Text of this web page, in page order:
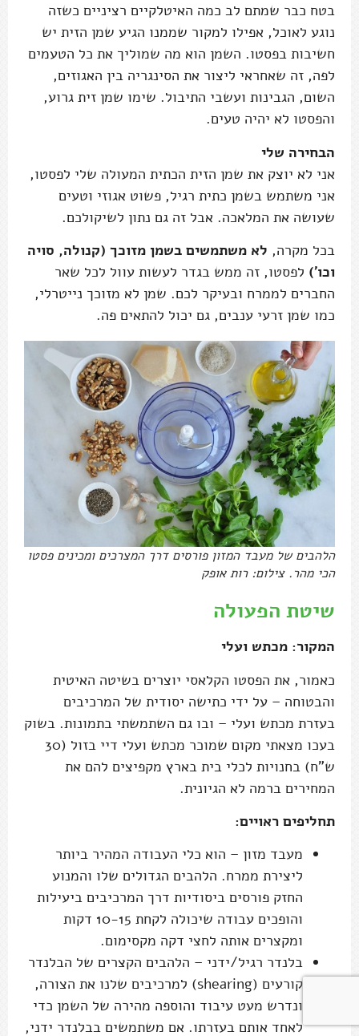
בטח כבר שמתם לב כמה האיטלקיים רציניים כשזה
נוגע לאוכל, אפילו למקור שממנו הגיע שמן הזית יש
חשיבות בפסטו. השמן הוא מה שמוליך את כל הטעמים
לפה, זה שאחראי ליצור את הסינגריה בין האגוזים,
השום, הגבינות ועשבי התיבול. שימו שמן זית גרוע,
והפסטו לא יהיה טעים.
הבחירה שלי
אני לא יוצק את שמן הזית הכתית המעולה שלי לפסטו,
אני משתמש בשמן כתית רגיל, פשוט אגוזי וטעים
שעושה את המלאכה. אבל זה גם נתון לשיקולכם.
בכל מקרה, לא משתמשים בשמן מזוכך (קנולה, סויה
וכו') לפסטו, זה ממש בגדר לעשות עוול לכל שאר
החברים לממרח ובעיקר לכם. שמן לא מזוכך נייטרלי,
כמו שמן זרעי ענבים, גם יכול להתאים פה.
הלהבים של מעבד המזון פורסים דרך המצרכים ומכינים פסטו
הכי מהר. צילום: רות אופק
שיטת הפעולה
המקור: מכתש ועלי
כאמור, את הפסטו הקלאסי יוצרים בשיטה האיטית
והבטוחה – על ידי כתישה יסודית של המרכיבים
בעזרת מכתש ועלי – ובו גם השתמשתי בתמונות. בשוק
בעכו מצאתי מקום שמוכר מכתש ועלי דיי בזול (30
ש"ח) בחנויות לכלי בית בארץ מקפיצים להם את
המחירים ברמה לא הגיונית.
תחליפים ראויים:
מעבד מזון – הוא כלי העבודה המהיר ביותר
ליצירת ממרח. הלהבים הגדולים שלו והמנוע
החזק פורסים ביסודיות דרך המרכיבים ביעילות
והופכים עבודה שיכולה לקחת 10-15 דקות
ומקצרים אותה לחצי דקה מקסימום.
בלנדר רגיל/ידני – הלהבים הקצרים של הבלנדר
קורעים (shearing) למרכיבים שלנו את הצורה,
ונדרש מעט עיבוד והוספה מהירה של השמן כדי
לאחד אותם בעזרתו. אם משתמשים בבלנדר ידני,